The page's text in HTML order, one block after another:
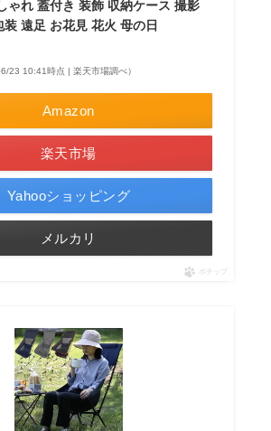
ゃれ 蓋付き 装飾 収納ケース 撮影
遠足 お花見 花火 母の日
23 10:41時点 | 楽天市場調べ）
Amazon
楽天市場
Yahooショッピング
メルカリ
ポチップ